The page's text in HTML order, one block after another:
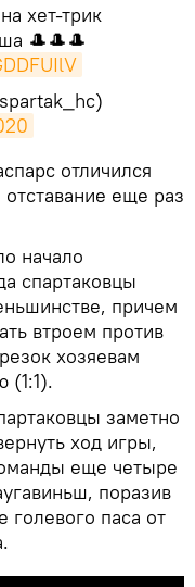
хет-трик
🎩🎩🎩
отличился
еще раз
начало
спартаковцы
причем
втроем против
хозяевам
(1:1).
заметно
ход игры,
еще четыре
поразив
голевого паса от